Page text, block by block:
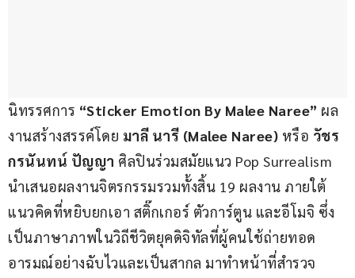
นิทรรศการ “Sticker Emotion By Malee Naree” ผล
งานสร้างสรรค์โดย มาลี นารี (Malee Naree) หรือ วัชร
กรนันทน์ ปัญญา ศิลปินร่วมสมัยแนว Pop Surrealism
นำเสนอผลงานจิตรกรรมรวมทั้งสิ้น 19 ผลงาน ภายใต้
แนวคิดที่หยิบยกเอา สติ๊กเกอร์ ตัวการ์ตูน และอีโมจิ ซึ่ง
เป็นภาษาภาพในวิถีชีวิตยุคดิจิทัลที่ผู้คนใช้ถ่ายทอด
อารมณ์อย่างฉับไวและเป็นสากล มาทำหน้าที่สำรวจ